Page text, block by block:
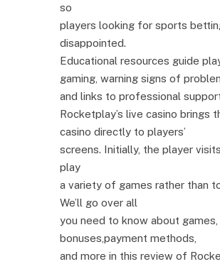
so
players looking for sports
disappointed.
Educational resources guide
gaming, warning signs of
and links to professional
Rocketplay’s live casino brings
casino directly to players’
screens. Initially, the player
play
a variety of games rather than
We’ll go over all
you need to know about games,
bonuses,payment methods,
and more in this review of